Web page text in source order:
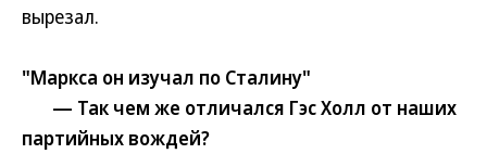
вырезал.
"Маркса он изучал по Сталину"
— Так чем же отличался Гэс Холл от наших
партийных вождей?